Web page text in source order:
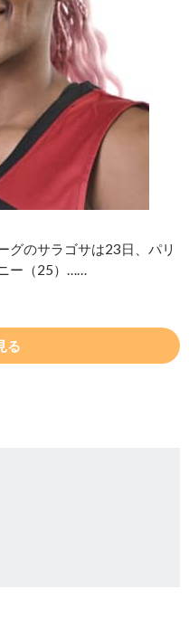
グのサラゴサは23日、パリ
ー（25）……
る